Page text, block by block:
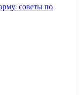
советы по